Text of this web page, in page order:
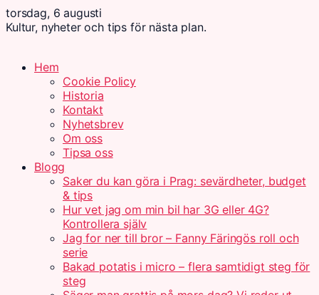
torsdag, 6 augusti
Kultur, nyheter och tips för nästa plan.
Hem
Cookie Policy
Historia
Kontakt
Nyhetsbrev
Om oss
Tipsa oss
Blogg
Saker du kan göra i Prag: sevärdheter, budget
& tips
Hur vet jag om min bil har 3G eller 4G?
Kontrollera själv
Jag for ner till bror – Fanny Färingös roll och
serie
Bakad potatis i micro – flera samtidigt steg för
steg